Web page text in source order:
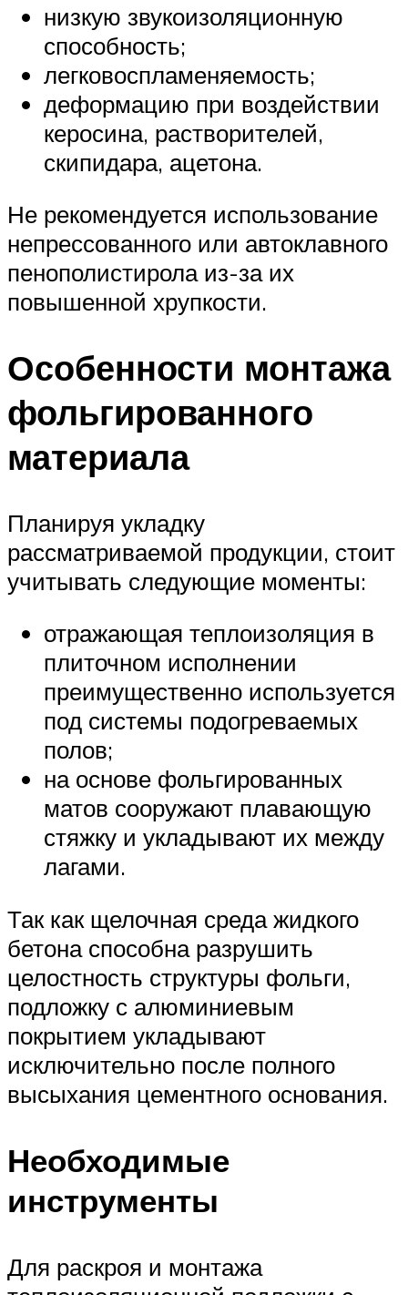
низкую звукоизоляционную
способность;
легковоспламеняемость;
деформацию при воздействии
керосина, растворителей,
скипидара, ацетона.
Не рекомендуется использование
непрессованного или автоклавного
пенополистирола из-за их
повышенной хрупкости.
Особенности монтажа
фольгированного
материала
Планируя укладку
рассматриваемой продукции, стоит
учитывать следующие моменты:
отражающая теплоизоляция в
плиточном исполнении
преимущественно используется
под системы подогреваемых
полов;
на основе фольгированных
матов сооружают плавающую
стяжку и укладывают их между
лагами.
Так как щелочная среда жидкого
бетона способна разрушить
целостность структуры фольги,
подложку с алюминиевым
покрытием укладывают
исключительно после полного
высыхания цементного основания.
Необходимые
инструменты
Для раскроя и монтажа